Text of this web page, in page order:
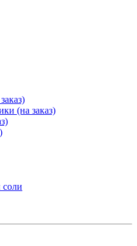
(на заказ)